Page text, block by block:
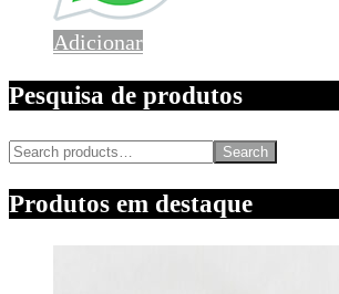
Adicionar
Pesquisa de produtos
Search
Produtos em destaque